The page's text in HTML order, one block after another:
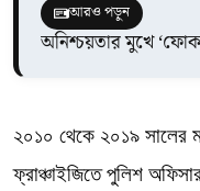
আরও পড়ুন
অনিশ্চয়তার মুখে
২০১০ থেকে ২০১৯ সালের
ফ্রাঞ্চাইজিতে পুলিশ